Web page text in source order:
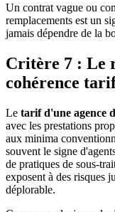
Un contrat vague ou
remplacements est un
jamais dépendre de la
Critère 7 : Le
cohérence
Le tarif d'une agence
avec les prestations
aux minima
souvent le signe
de pratiques de sous-
exposent à des risques
déplorable.